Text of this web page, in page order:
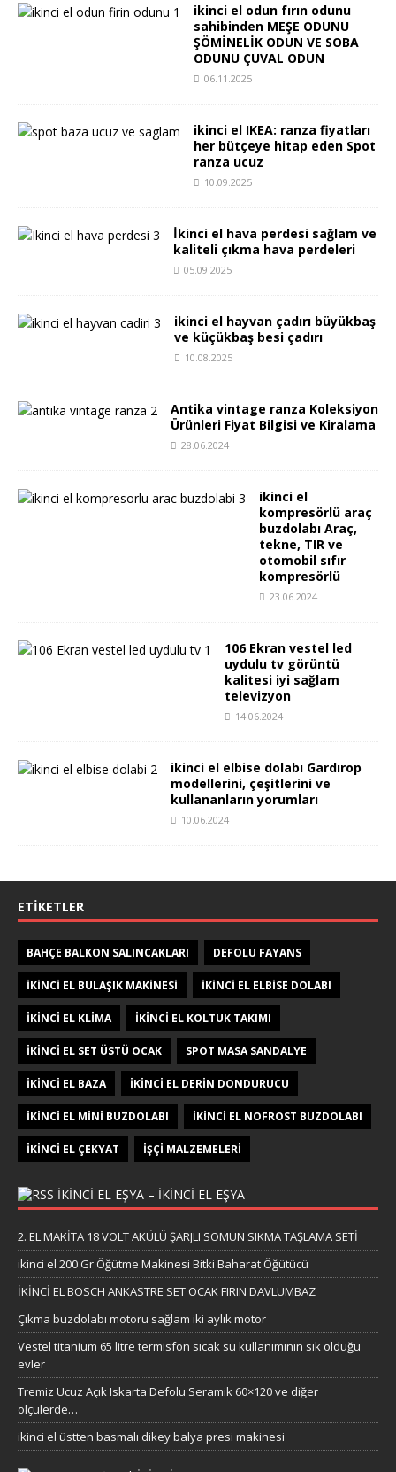
ikinci el odun fırın odunu
sahibinden MEŞE ODUNU
ŞÖMİNELİK ODUN VE SOBA
ODUNU ÇUVAL ODUN
06.11.2025
ikinci el IKEA: ranza fiyatları
her bütçeye hitap eden Spot
ranza ucuz
10.09.2025
İkinci el hava perdesi sağlam ve
kaliteli çıkma hava perdeleri
05.09.2025
ikinci el hayvan çadırı büyükbaş
ve küçükbaş besi çadırı
10.08.2025
Antika vintage ranza Koleksiyon
Ürünleri Fiyat Bilgisi ve Kiralama
28.06.2024
ikinci el
kompresörlü araç
buzdolabı Araç,
tekne, TIR ve
otomobil sıfır
kompresörlü
23.06.2024
106 Ekran vestel led
uydulu tv görüntü
kalitesi iyi sağlam
televizyon
14.06.2024
ikinci el elbise dolabı Gardırop
modellerini, çeşitlerini ve
kullananların yorumları
10.06.2024
ETIKETLER
BAHÇE BALKON SALINCAKLARI DEFOLU FAYANS
IKINCI EL BULAŞIK MAKINESI IKINCI EL ELBISE DOLABI
IKINCI EL KLIMA IKINCI EL KOLTUK TAKIMI
IKINCI EL SET ÜSTÜ OCAK SPOT MASA SANDALYE
İKINCI EL BAZA İKINCI EL DERIN DONDURUCU
İKINCI EL MINI BUZDOLABI İKINCI EL NOFROST BUZDOLABI
İKINCI EL ÇEKYAT İŞÇI MALZEMELERI
IKINCI EL EŞYA – IKINCI EL EŞYA
2. EL MAKİTA 18 VOLT AKÜLÜ ŞARJLI SOMUN SIKMA TAŞLAMA SETİ
ikinci el 200 Gr Öğütme Makinesi Bitki Baharat Öğütücü
İKİNCİ EL BOSCH ANKASTRE SET OCAK FIRIN DAVLUMBAZ
Çıkma buzdolabı motoru sağlam iki aylık motor
Vestel titanium 65 litre termisfon sıcak su kullanımının sık olduğu
evler
Tremiz Ucuz Açık Iskarta Defolu Seramik 60×120 ve diğer
ölçülerde…
ikinci el üstten basmalı dikey balya presi makinesi